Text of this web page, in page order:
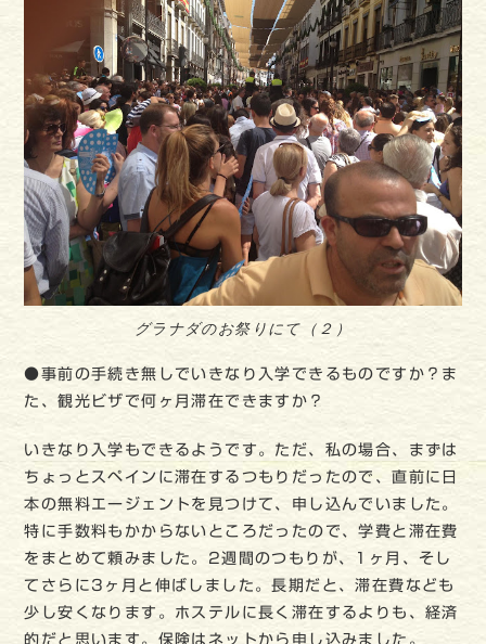
グラナダのお祭りにて（２）
●事前の手続き無しでいきなり入学できるものですか？ま
た、観光ビザで何ヶ月滞在できますか？
いきなり入学もできるようです。ただ、私の場合、まずは
ちょっとスペインに滞在するつもりだったので、直前に日
本の無料エージェントを見つけて、申し込んでいました。
特に手数料もかからないところだったので、学費と滞在費
をまとめて頼みました。2週間のつもりが、1ヶ月、そし
てさらに3ヶ月と伸ばしました。長期だと、滞在費なども
少し安くなります。ホステルに長く滞在するよりも、経済
的だと思います。保険はネットから申し込みました。